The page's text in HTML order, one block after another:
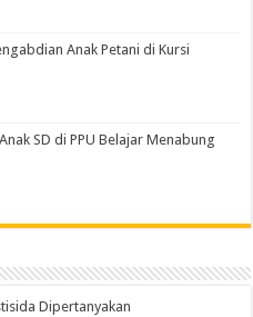
Anak Petani di Kursi
SD di PPU Belajar Menabung
Dipertanyakan